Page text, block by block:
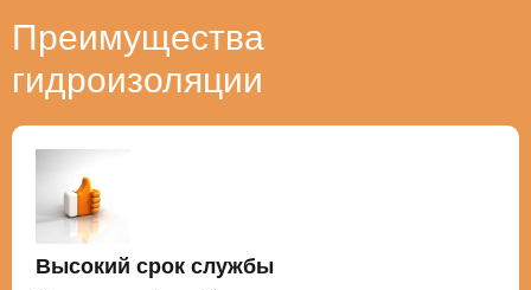
Преимущества
гидроизоляции
Высокий срок службы